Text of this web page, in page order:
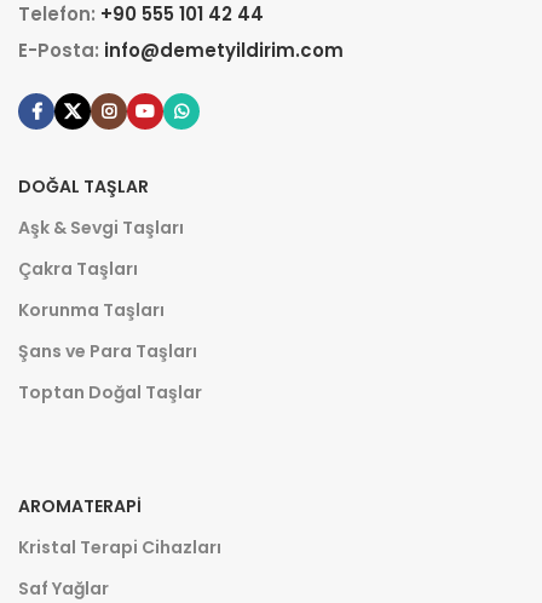
Telefon: +90 555 101 42 44
E-Posta: info@demetyildirim.com
DOĞAL TAŞLAR
Aşk & Sevgi Taşları
Çakra Taşları
Korunma Taşları
Şans ve Para Taşları
Toptan Doğal Taşlar
AROMATERAPI
Kristal Terapi Cihazları
Saf Yağlar